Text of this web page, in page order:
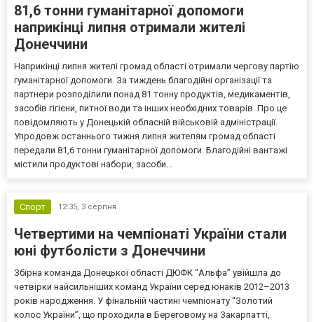
81,6 тонни гуманітарної допомоги
наприкінці липня отримали жителі
Донеччини
Наприкінці липня жителі громад області отримали чергову партію
гуманітарної допомоги. За тиждень благодійні організації та
партнери розподілили понад 81 тонну продуктів, медикаментів,
засобів гігієни, питної води та інших необхідних товарів. Про це
повідомляють у Донецькій обласній військовій адміністрації.
Упродовж останнього тижня липня жителям громад області
передали 81,6 тонни гуманітарної допомоги. Благодійні вантажі
містили продуктові набори, засоби...
Спорт 12:35, 3 серпня
Четвертими на чемпіонаті України стали
юні футболісти з Донеччини
Збірна команда Донецької області ДЮФК “Альфа” увійшла до
четвірки найсильніших команд України серед юнаків 2012–2013
років народження. У фінальній частині чемпіонату “Золотий
колос України”, що проходила в Береговому на Закарпатті,